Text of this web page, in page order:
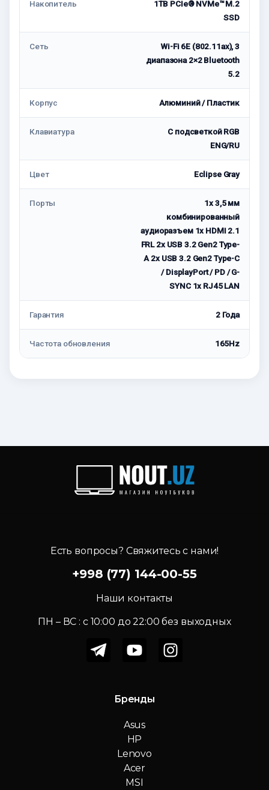
Накопитель
1TB PCIe® NVMe™ M.2
SSD
Сеть
Wi-Fi 6E (802.11ax), 3
диапазона 2×2 Bluetooth
5.2
Корпус Алюминий / Пластик
Клавиатура
С подсветкой RGB
ENG/RU
Цвет Eclipse Gray
Порты
1x 3,5 мм
комбинированный
аудиоразъем 1x HDMI 2.1
FRL 2x USB 3.2 Gen2 Type-
A 2x USB 3.2 Gen2 Type-C
/ DisplayPort / PD / G-
SYNC 1x RJ45 LAN
Гарантия 2 Года
Частота обновления 165Hz
Есть вопросы? Свяжитесь с нами!
+998 (77) 144-00-55
Наши контакты
ПН – ВС : c 10:00 до 22:00 без выходных
Бренды
Asus
HP
Lenovo
Acer
MSI